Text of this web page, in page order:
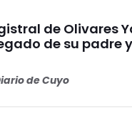
de Olivares
de su padre
de Cuyo